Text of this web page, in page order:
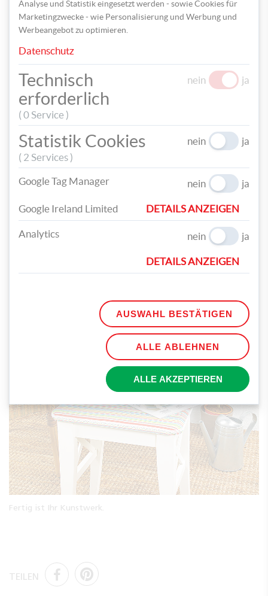
Im nächsten Schritt wird der Baumwollstoff, rundherum ca. 3
cm größer, zugeschnitten und an der Unterseite mit einem
Tacker befestigt. Spannen Sie dazu den Stoff gut, damit er
keine Falten wirft.
Verzieren Sie den Rand noch mit einer schönen Bordüre, die
ganz einfach an der Außenseite auf den Stoff genäht wird.
Fertig ist Ihr Kunstwerk.
TEILEN
Analyse und Statistik eingesetzt werden - sowie Cookies für
Marketingzwecke - wie Personalisierung und Werbung und
Werbeangebot zu optimieren.
Datenschutz
Technisch
erforderlich
( 0 Service )
nein ja
Statistik Cookies
( 2 Services )
nein ja
Google Tag Manager nein ja
Google Ireland Limited DETAILS ANZEIGEN
Analytics nein ja
DETAILS ANZEIGEN
AUSWAHL BESTÄTIGEN
ALLE ABLEHNEN
ALLE AKZEPTIEREN